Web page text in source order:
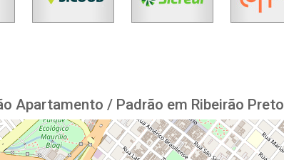
Apartamento / Padrão em Ribeirão Preto